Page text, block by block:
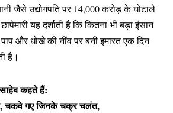
जैसे उद्योगपति पर 14,000 करोड़ के घोटाले
यह दर्शाती है कि कितना भी बड़ा इंसान
पाप और धोखे की नींव पर बनी इमारत एक दिन
है।
कहते हैं:
चकवे गए जिनके चक्र चलंत,